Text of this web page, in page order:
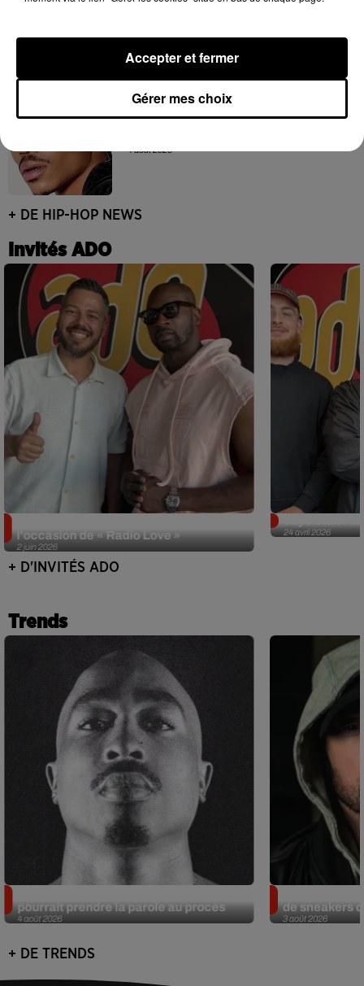
le père de Michael Jackson
4 août 2026
+ DE HIP-HOP NEWS
Invités ADO
2 juin 2026
l'occasion de « Radio Love »
24 avril 2026
+ D'INVITÉS ADO
Trends
4 août 2026
pourrait prendre la parole au procès
3 août 2026
de sneakers
+ DE TRENDS
Gérer mes choix
Accepter et fermer